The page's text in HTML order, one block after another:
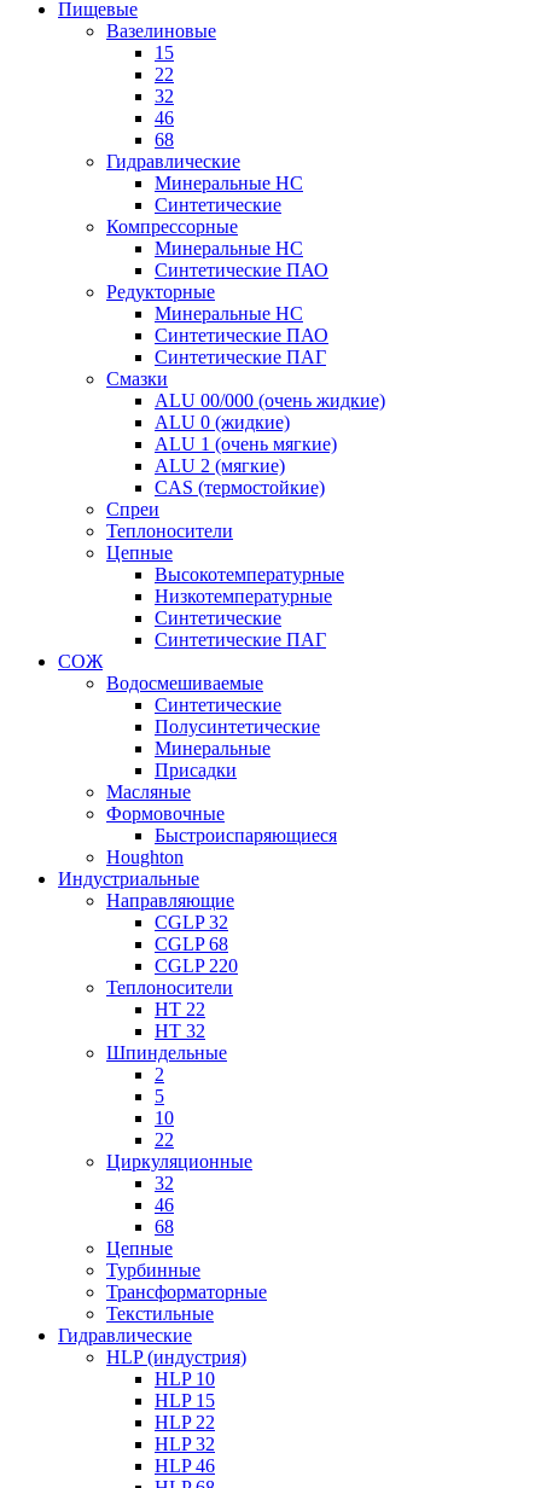
Пищевые
Вазелиновые
15
22
32
46
68
Гидравлические
Минеральные HC
Синтетические
Компрессорные
Минеральные HC
Синтетические ПАО
Редукторные
Минеральные HC
Синтетические ПАО
Синтетические ПАГ
Смазки
ALU 00/000 (очень жидкие)
ALU 0 (жидкие)
ALU 1 (очень мягкие)
ALU 2 (мягкие)
CAS (термостойкие)
Спреи
Теплоносители
Цепные
Высокотемпературные
Низкотемпературные
Синтетические
Синтетические ПАГ
СОЖ
Водосмешиваемые
Синтетические
Полусинтетические
Минеральные
Присадки
Масляные
Формовочные
Быстроиспаряющиеся
Houghton
Индустриальные
Направляющие
CGLP 32
CGLP 68
CGLP 220
Теплоносители
HT 22
HT 32
Шпиндельные
2
5
10
22
Циркуляционные
32
46
68
Цепные
Турбинные
Трансформаторные
Текстильные
Гидравлические
HLP (индустрия)
HLP 10
HLP 15
HLP 22
HLP 32
HLP 46